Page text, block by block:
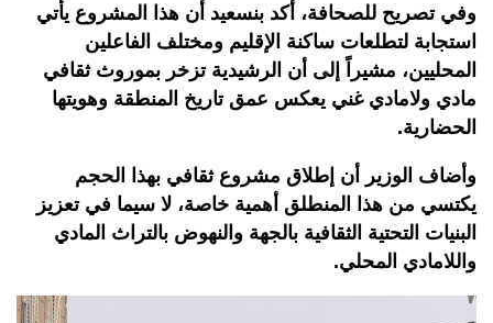
وفي تصريح للصحافة، أكد بنسعيد أن هذا المشروع يأتي
استجابة لتطلعات ساكنة الإقليم ومختلف الفاعلين
المحليين، مشيراً إلى أن الرشيدية تزخر بموروث ثقافي
مادي ولامادي غني يعكس عمق تاريخ المنطقة وهويتها
الحضارية.
وأضاف الوزير أن إطلاق مشروع ثقافي بهذا الحجم
يكتسي من هذا المنطلق أهمية خاصة، لا سيما في تعزيز
البنيات التحتية الثقافية بالجهة والنهوض بالتراث المادي
واللامادي المحلي.